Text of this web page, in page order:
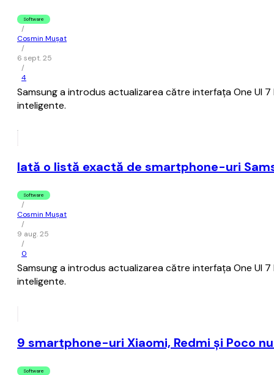
Software
/
Cosmin Mușat
/
6 sept. 25
/
4
Samsung a introdus actualizarea către interfaţa One UI
inteligente.
Iată o listă exactă de smartphone-uri
Software
/
Cosmin Mușat
/
9 aug. 25
/
0
Samsung a introdus actualizarea către interfaţa One UI
inteligente.
9 smartphone-uri Xiaomi, Redmi şi Poco
Software